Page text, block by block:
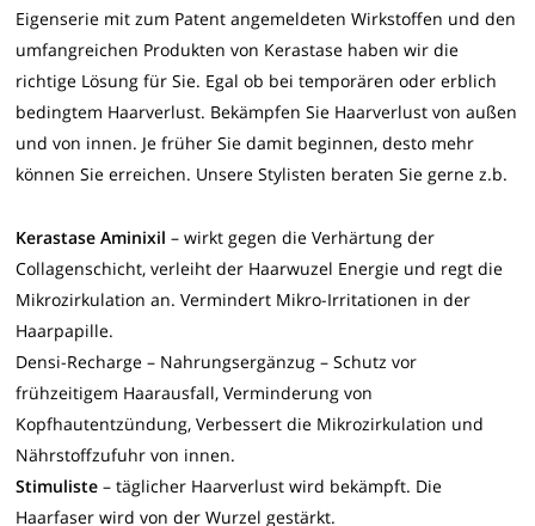
Eigenserie mit zum Patent angemeldeten Wirkstoffen und den
umfangreichen Produkten von Kerastase haben wir die
richtige Lösung für Sie. Egal ob bei temporären oder erblich
bedingtem Haarverlust. Bekämpfen Sie Haarverlust von außen
und von innen. Je früher Sie damit beginnen, desto mehr
können Sie erreichen. Unsere Stylisten beraten Sie gerne z.b.
Kerastase Aminixil – wirkt gegen die Verhärtung der
Collagenschicht, verleiht der Haarwuzel Energie und regt die
Mikrozirkulation an. Vermindert Mikro-Irritationen in der
Haarpapille.
Densi-Recharge – Nahrungsergänzug – Schutz vor
frühzeitigem Haarausfall, Verminderung von
Kopfhautentzündung, Verbessert die Mikrozirkulation und
Nährstoffzufuhr von innen.
Stimuliste – täglicher Haarverlust wird bekämpft. Die
Haarfaser wird von der Wurzel gestärkt.